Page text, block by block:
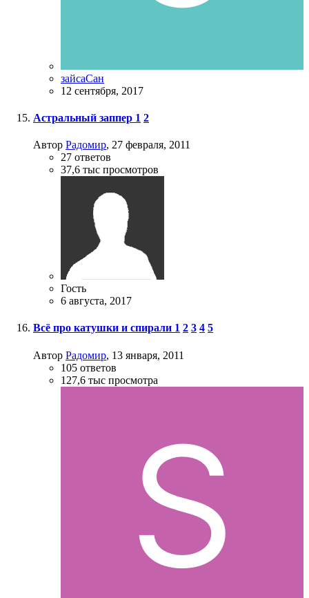
зайсаСан
12 сентября, 2017
Астральный заппер 1 2
Автор Радомир, 27 февраля, 2011
27 ответов
37,6 тыс просмотров
Гость
6 августа, 2017
Всё про катушки и спирали 1 2 3 4 5
Автор Радомир, 13 января, 2011
105 ответов
127,6 тыс просмотра